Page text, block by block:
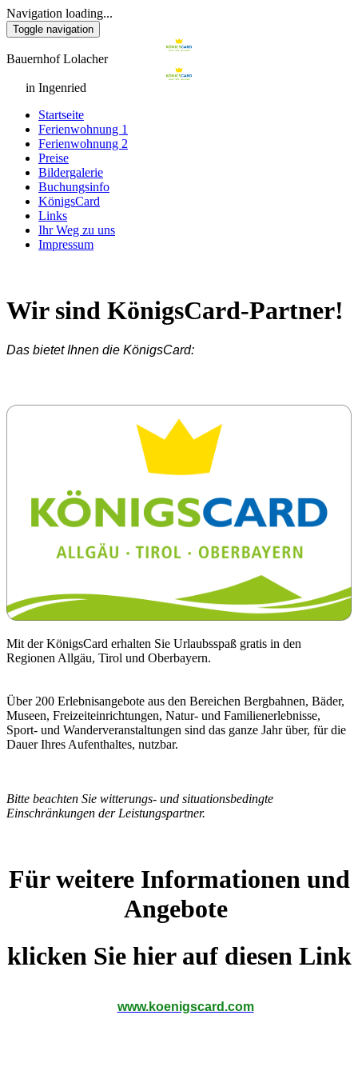
Navigation loading...
Toggle navigation
Bauernhof Lolacher
in Ingenried
Startseite
Ferienwohnung 1
Ferienwohnung 2
Preise
Bildergalerie
Buchungsinfo
KönigsCard
Links
Ihr Weg zu uns
Impressum
Wir sind KönigsCard-Partner!
Das bietet Ihnen die KönigsCard:
Mit der KönigsCard erhalten Sie Urlaubsspaß gratis in den
Regionen Allgäu, Tirol und Oberbayern.
Über 200 Erlebnisangebote aus den Bereichen Bergbahnen, Bäder,
Museen, Freizeiteinrichtungen, Natur- und Familienerlebnisse,
Sport- und Wanderveranstaltungen sind das ganze Jahr über, für die
Dauer Ihres Aufenthaltes, nutzbar.
Bitte beachten Sie witterungs- und situationsbedingte
Einschränkungen der Leistungspartner.
Für weitere Informationen und
Angebote
klicken Sie hier auf diesen Link
www.koenigscard.com